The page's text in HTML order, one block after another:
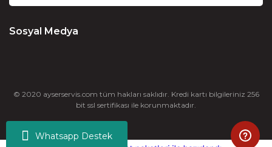
Whatsapp Destek
Sosyal Medya
© 2020 ayserservis.com tüm hakları saklıdır. Kredi kartı bilgileriniz 256
bit ssl sertifikası ile korunmaktadır.